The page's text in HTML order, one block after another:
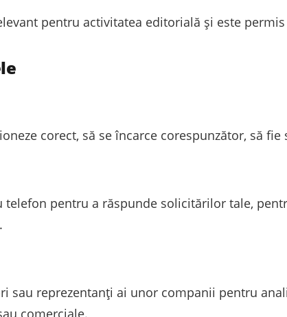
pentru activitatea editorială și este permis
corect, să se încarce corespunzător, să
pentru a răspunde solicitărilor tale,
reprezentanți ai unor companii pentru
comerciale.